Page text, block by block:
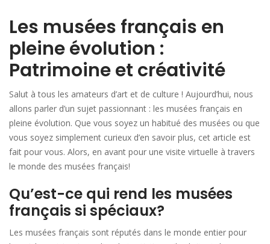
Les musées français en
pleine évolution :
Patrimoine et créativité
Salut à tous les amateurs d’art et de culture ! Aujourd’hui, nous
allons parler d’un sujet passionnant : les musées français en
pleine évolution. Que vous soyez un habitué des musées ou que
vous soyez simplement curieux d’en savoir plus, cet article est
fait pour vous. Alors, en avant pour une visite virtuelle à travers
le monde des musées français!
Qu’est-ce qui rend les musées
français si spéciaux?
Les musées français sont réputés dans le monde entier pour